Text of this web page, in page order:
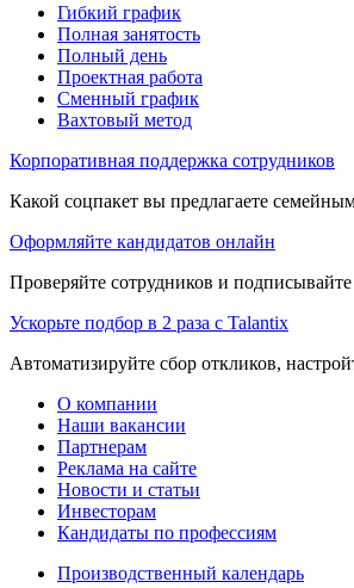
Гибкий график
Полная занятость
Полный день
Проектная работа
Сменный график
Вахтовый метод
Корпоративная поддержка сотрудников
Какой соцпакет вы предлагаете
Оформляйте кандидатов онлайн
Проверяйте сотрудников и
Ускорьте подбор в 2 раза с Talantix
Автоматизируйте сбор откликов,
О компании
Наши вакансии
Партнерам
Реклама на сайте
Новости и статьи
Инвесторам
Кандидаты по профессиям
Производственный календарь